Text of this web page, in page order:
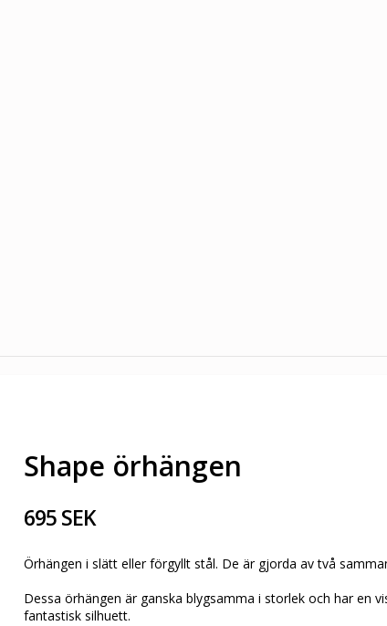
Shape örhängen
695 SEK
Örhängen i slätt eller förgyllt stål. De är gjorda av två
Dessa örhängen är ganska blygsamma i storlek och har en
fantastisk silhuett.